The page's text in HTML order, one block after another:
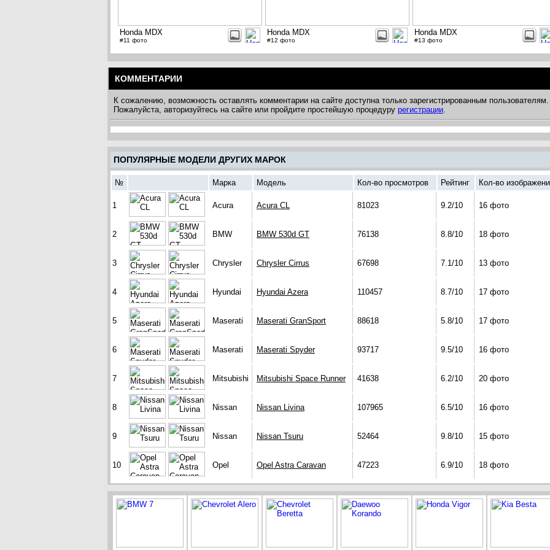
Honda MDX
#11 фото
Honda MDX
#12 фото
Honda MDX
#13 фото
КОММЕНТАРИИ
К сожалению, возможность оставлять комментарии на сайте доступна только зарегистрированным пользователям.
Пожалуйста, авторизуйтесь на сайте или пройдите простейшую процедуру регистрации.
ПОПУЛЯРНЫЕ МОДЕЛИ ДРУГИХ МАРОК
№ Марка Модель Кол-во просмотров Рейтинг Кол-во
1 Acura Acura CL 81023 9.2/10 16 фото
2 BMW BMW 530d GT 76138 8.8/10 18 фото
3 Chrysler Chrysler Cirrus 67698 7.1/10 13 фото
4 Hyundai Hyundai Azera 110457 8.7/10 17 фото
5 Maserati Maserati GranSport 88618 5.8/10 17 фото
6 Maserati Maserati Spyder 93717 9.5/10 16 фото
7 Mitsubishi Mitsubishi Space Runner 41638 6.2/10 20 фото
8 Nissan Nissan Livina 107965 6.5/10 16 фото
9 Nissan Nissan Tsuru 52464 9.8/10 15 фото
10 Opel Opel Astra Caravan 47223 6.9/10 18 фото